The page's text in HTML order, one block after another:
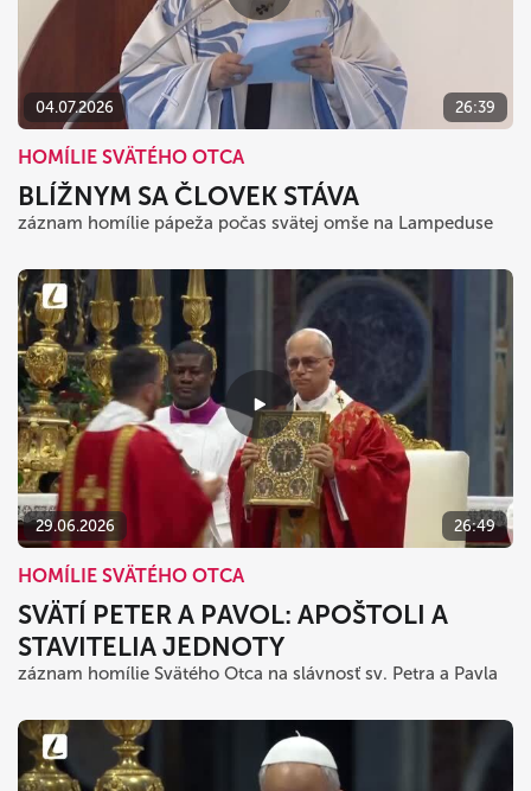
04.07.2026 26:39
HOMÍLIE SVÄTÉHO OTCA
BLÍŽNYM SA ČLOVEK STÁVA
záznam homílie pápeža počas svätej omše na Lampeduse
29.06.2026 26:49
HOMÍLIE SVÄTÉHO OTCA
SVÄTÍ PETER A PAVOL: APOŠTOLI A
STAVITELIA JEDNOTY
záznam homílie Svätého Otca na slávnosť sv. Petra a Pavla